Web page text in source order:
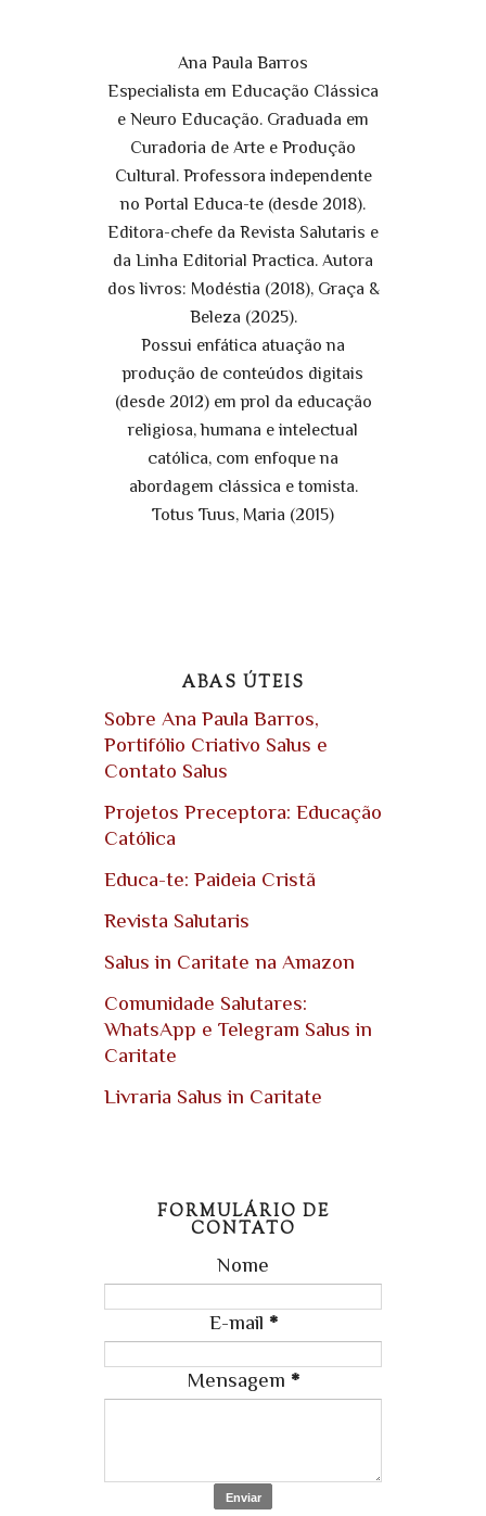
Ana Paula Barros
Especialista em Educação Clássica
e Neuro Educação. Graduada em
Curadoria de Arte e Produção
Cultural. Professora independente
no Portal Educa-te (desde 2018).
Editora-chefe da Revista Salutaris e
da Linha Editorial Practica. Autora
dos livros: Modéstia (2018), Graça &
Beleza (2025).
Possui enfática atuação na
produção de conteúdos digitais
(desde 2012) em prol da educação
religiosa, humana e intelectual
católica, com enfoque na
abordagem clássica e tomista.
Totus Tuus, Maria (2015)
ABAS ÚTEIS
Sobre Ana Paula Barros,
Portifólio Criativo Salus e
Contato Salus
Projetos Preceptora: Educação
Católica
Educa-te: Paideia Cristã
Revista Salutaris
Salus in Caritate na Amazon
Comunidade Salutares:
WhatsApp e Telegram Salus in
Caritate
Livraria Salus in Caritate
FORMULÁRIO DE
CONTATO
Nome
E-mail *
Mensagem *